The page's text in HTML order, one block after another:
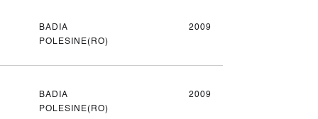
BADIA
POLESINE(RO)
2009
BADIA
POLESINE(RO)
2009